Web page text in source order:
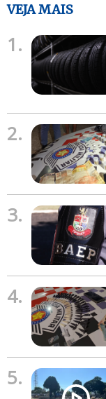
VEJA MAIS
1.
2.
3.
4.
5.